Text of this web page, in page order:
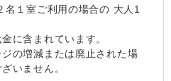
名１室 ご利用の場合の 大人1
に含まれています。
の増減または廃止された場
いません。